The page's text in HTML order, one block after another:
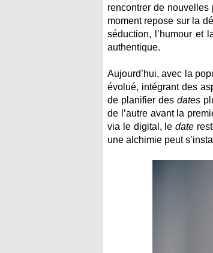
rencontrer de
moment repose sur la
séduction, l’humour et
authentique.
Aujourd’hui, avec la
évolué, intégrant des
de planifier des dates
de l’autre avant la
via le digital, ledate
une alchimie peut